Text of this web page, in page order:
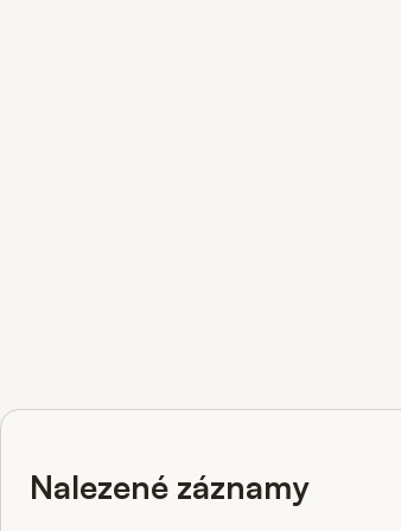
Nalezené záznamy